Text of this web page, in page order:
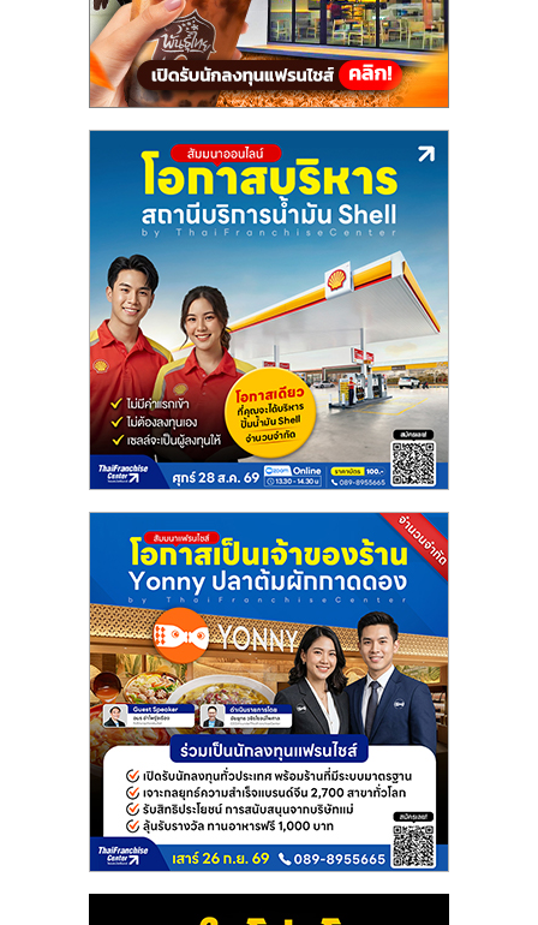
ไชส์,
แฟ
ไชส์
ขาย
แฟ
ไชส์
แฟ
ไชส์
ขาย